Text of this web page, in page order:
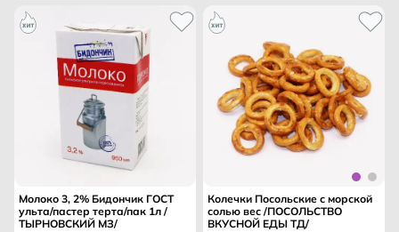
Молоко 3, 2% Бидончик ГОСТ
ульта/пастер терта/пак 1л /
ТЫРНОВСКИЙ МЗ/
Колечки Посольские с морской
солью вес /ПОСОЛЬСТВО
ВКУСНОЙ ЕДЫ ТД/